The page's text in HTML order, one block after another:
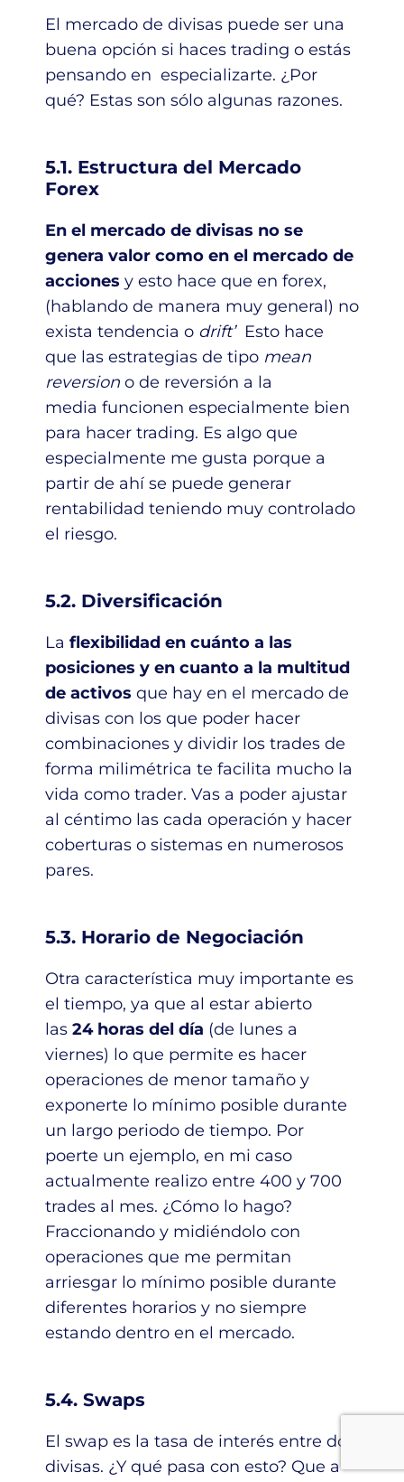
El mercado de divisas puede ser una
buena opción si haces trading o estás
pensando en especializarte. ¿Por
qué? Estas son sólo algunas razones.
5.1. Estructura del Mercado
Forex
En el mercado de divisas no se
genera valor como en el mercado de
acciones y esto hace que en forex,
(hablando de manera muy general) no
exista tendencia o drift’ Esto hace
que las estrategias de tipo mean
reversion o de reversión a la
media funcionen especialmente bien
para hacer trading. Es algo que
especialmente me gusta porque a
partir de ahí se puede generar
rentabilidad teniendo muy controlado
el riesgo.
5.2. Diversificación
La flexibilidad en cuánto a las
posiciones y en cuanto a la multitud
de activos que hay en el mercado de
divisas con los que poder hacer
combinaciones y dividir los trades de
forma milimétrica te facilita mucho la
vida como trader. Vas a poder ajustar
al céntimo las cada operación y hacer
coberturas o sistemas en numerosos
pares.
5.3. Horario de Negociación
Otra característica muy importante es
el tiempo, ya que al estar abierto
las 24 horas del día (de lunes a
viernes) lo que permite es hacer
operaciones de menor tamaño y
exponerte lo mínimo posible durante
un largo periodo de tiempo. Por
poerte un ejemplo, en mi caso
actualmente realizo entre 400 y 700
trades al mes. ¿Cómo lo hago?
Fraccionando y midiéndolo con
operaciones que me permitan
arriesgar lo mínimo posible durante
diferentes horarios y no siempre
estando dentro en el mercado.
5.4. Swaps
El swap es la tasa de interés entre dos
divisas. ¿Y qué pasa con esto? Que a